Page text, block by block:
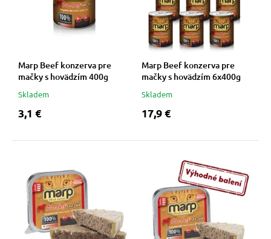
Marp Beef konzerva pre
mačky s hovädzím 400g
Skladem
3,1 €
Marp Beef konzerva pre
mačky s hovädzím 6x400g
Skladem
17,9 €